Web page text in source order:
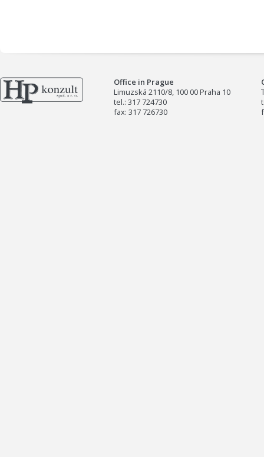
Office in Prague
Limuzská 2110/8, 100 00 Praha 10
tel.: 317 724730
fax: 317 726730